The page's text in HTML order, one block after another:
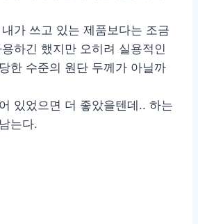
가 쓰고 있는 제품보다는 조금
하긴 했지만 오히려 실용적인
한 수준의 원단 두께가 아닐까
있었으면 더 좋았을텐데.. 하는
는다.